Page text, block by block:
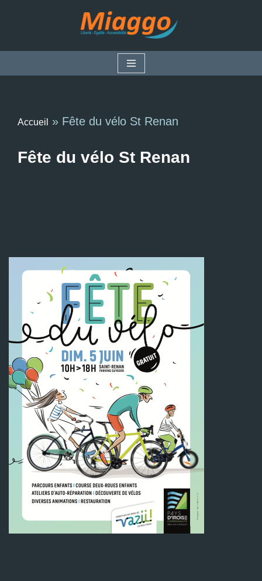
Accueil » Fête du vélo St Renan
Fête du vélo St Renan